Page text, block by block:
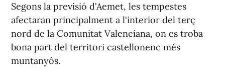
Segons la previsió d'Aemet, les tempestes
afectaran principalment a l'interior del terç
nord de la Comunitat Valenciana, on es troba
bona part del territori castellonenc més
muntanyós.